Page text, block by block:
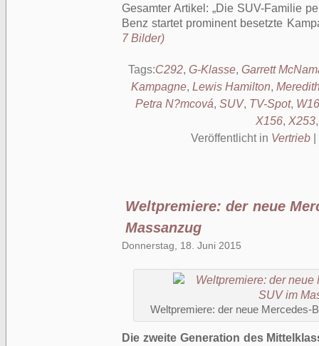
Gesamter Artikel:
Die SUV-Familie
Benz startet prominent besetzte
7 Bilder)
Tags:C292, G-Klasse, Garrett
Kampagne, Lewis Hamilton,
Petra N?mcová, SUV, TV-Spot,
X156, X253
Veröffentlicht in Vertrieb
Weltpremiere: der neue
Massanzug
Donnerstag, 18. Juni 2015
Weltpremiere: der neue Mercedes-
Die zweite Generation des